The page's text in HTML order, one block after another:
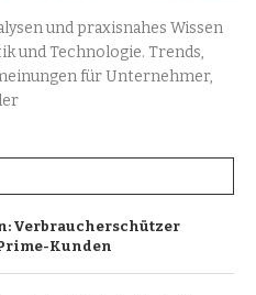
und praxisnahes Wissen
und Technologie. Trends,
für Unternehmer,
Verbraucherschützer
Kunden